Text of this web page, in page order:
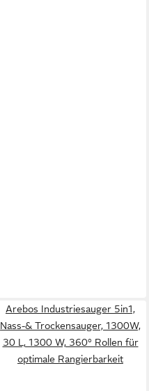
Arebos Industriesauger 5in1,
Nass-& Trockensauger, 1300W,
30 L, 1300 W, 360° Rollen für
optimale Rangierbarkeit